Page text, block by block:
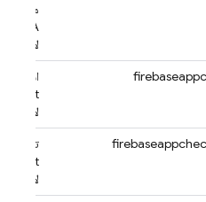
من
لأحد
استرداد
لأحد
تعديل
لأحد